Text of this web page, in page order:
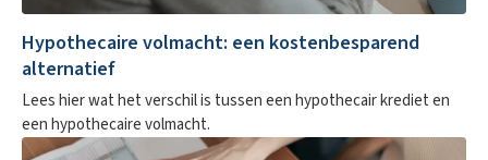
Hypothecaire volmacht: een kostenbesparend
alternatief
Lees hier wat het verschil is tussen een hypothecair krediet en
een hypothecaire volmacht.